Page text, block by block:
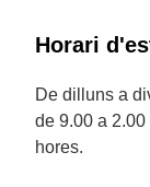
Horari
De dilluns a
de 9.00 a
hores.